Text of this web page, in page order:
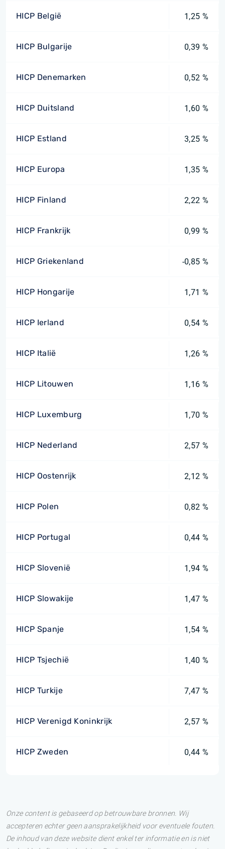
HICP België 1,25 %
HICP Bulgarije 0,39 %
HICP Denemarken 0,52 %
HICP Duitsland 1,60 %
HICP Estland 3,25 %
HICP Europa 1,35 %
HICP Finland 2,22 %
HICP Frankrijk 0,99 %
HICP Griekenland -0,85 %
HICP Hongarije 1,71 %
HICP Ierland 0,54 %
HICP Italië 1,26 %
HICP Litouwen 1,16 %
HICP Luxemburg 1,70 %
HICP Nederland 2,57 %
HICP Oostenrijk 2,12 %
HICP Polen 0,82 %
HICP Portugal 0,44 %
HICP Slovenië 1,94 %
HICP Slowakije 1,47 %
HICP Spanje 1,54 %
HICP Tsjechië 1,40 %
HICP Turkije 7,47 %
HICP Verenigd Koninkrijk 2,57 %
HICP Zweden 0,44 %
Onze content is gebaseerd op betrouwbare bronnen. Wij
accepteren echter geen aansprakelijkheid voor eventuele fouten.
De inhoud van deze website dient enkel ter informatie en is niet